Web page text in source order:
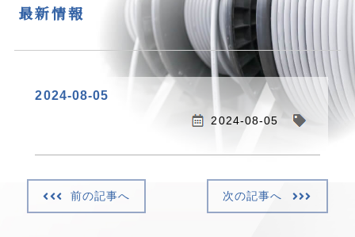
最新情報
2024-08-05
2024-08-05
前の記事へ 次の記事へ